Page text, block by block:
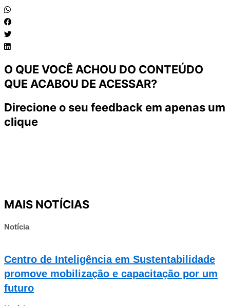
O QUE VOCÊ ACHOU DO CONTEÚDO
QUE ACABOU DE ACESSAR?
Direcione o seu feedback em apenas um
clique
MAIS NOTÍCIAS
Notícia
Centro de Inteligência em Sustentabilidade
promove mobilização e capacitação por um
futuro